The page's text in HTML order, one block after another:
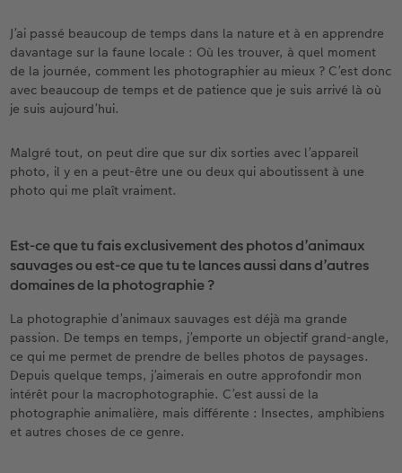
J’ai passé beaucoup de temps dans la nature et à en apprendre
davantage sur la faune locale : Où les trouver, à quel moment
de la journée, comment les photographier au mieux ? C’est donc
avec beaucoup de temps et de patience que je suis arrivé là où
je suis aujourd’hui.
Malgré tout, on peut dire que sur dix sorties avec l’appareil
photo, il y en a peut-être une ou deux qui aboutissent à une
photo qui me plaît vraiment.
Est-ce que tu fais exclusivement des photos d’animaux
sauvages ou est-ce que tu te lances aussi dans d’autres
domaines de la photographie ?
La photographie d’animaux sauvages est déjà ma grande
passion. De temps en temps, j’emporte un objectif grand-angle,
ce qui me permet de prendre de belles photos de paysages.
Depuis quelque temps, j’aimerais en outre approfondir mon
intérêt pour la macrophotographie. C’est aussi de la
photographie animalière, mais différente : Insectes, amphibiens
et autres choses de ce genre.